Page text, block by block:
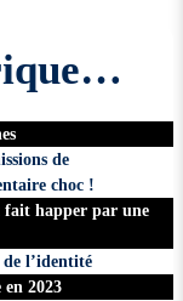
de
choc !
fait happer par une
l’identité
2023